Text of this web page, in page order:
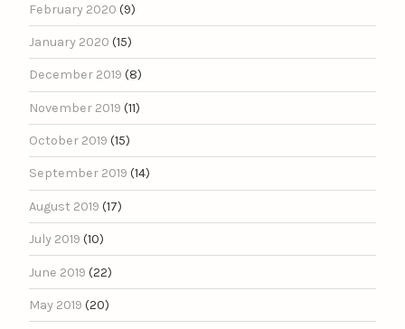
February 2020 (9)
January 2020 (15)
December 2019 (8)
November 2019 (11)
October 2019 (15)
September 2019 (14)
August 2019 (17)
July 2019 (10)
June 2019 (22)
May 2019 (20)